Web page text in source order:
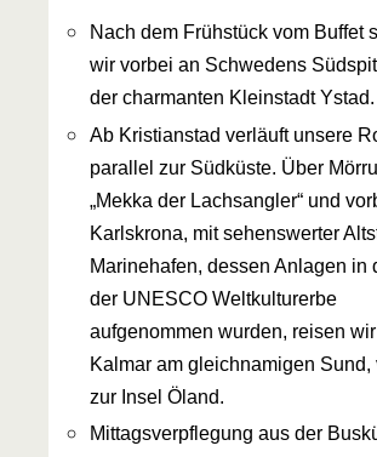
Nach dem Frühstück vom Buffet
wir vorbei an Schwedens
der charmanten Kleinstadt Ystad.
Ab Kristianstad verläuft unsere
parallel zur Südküste. Über
„Mekka der Lachsangler“ und
Karlskrona, mit sehenswerter
Marinehafen, dessen Anlagen in
der UNESCO Weltkulturerbe
aufgenommen wurden, reisen
Kalmar am gleichnamigen Sund,
zur Insel Öland.
Mittagsverpflegung aus der